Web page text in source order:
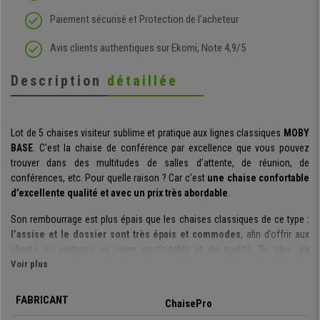
Paiement sécurisé et Protection de l'acheteur
Avis clients authentiques sur Ekomi, Note 4,9/5
Description détaillée
Lot de 5 chaises visiteur sublime et pratique aux lignes classiques MOBY
BASE. C’est la chaise de conférence par excellence que vous pouvez
trouver dans des multitudes de salles d’attente, de réunion, de
conférences, etc. Pour quelle raison ? Car c’est une chaise confortable
d’excellente qualité et avec un prix très abordable.
Son rembourrage est plus épais que les chaises classiques de ce type :
l’assise et le dossier sont très épais et commodes, afin d’offrir aux
clients ou visiteurs un siège confortable et de qualité. De plus,
structure est fabriquée avec un cadre en acier avec 4 pieds laqués
Il s’agit d’un modèle très pratique et polyvalent
Voir plus
FABRICANT
ChaisePro